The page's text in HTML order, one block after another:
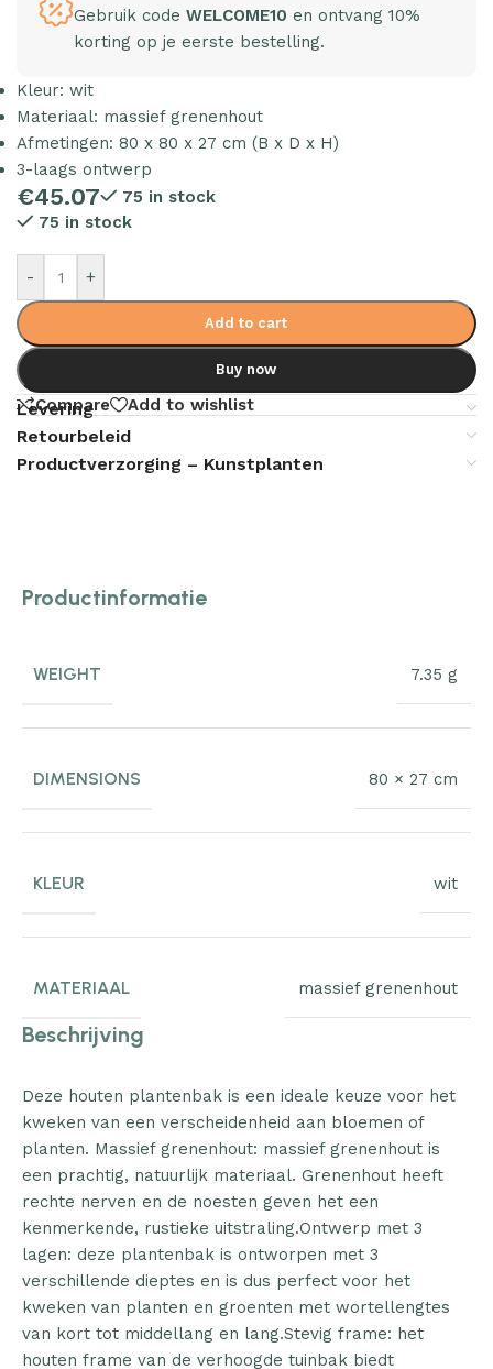
Gebruik code WELCOME10 en ontvang 10%
korting op je eerste bestelling.
Kleur: wit
Materiaal: massief grenenhout
Afmetingen: 80 x 80 x 27 cm (B x D x H)
3-laags ontwerp
€45.07
75 in stock
75 in stock
- +
Add to cart
Buy now
Compare Add to wishlist
Levering
Retourbeleid
Productverzorging – Kunstplanten
Productinformatie
WEIGHT 7.35 g
DIMENSIONS 80 × 27 cm
KLEUR wit
MATERIAAL massief grenenhout
Beschrijving
Deze houten plantenbak is een ideale keuze voor het
kweken van een verscheidenheid aan bloemen of
planten. Massief grenenhout: massief grenenhout is
een prachtig, natuurlijk materiaal. Grenenhout heeft
rechte nerven en de noesten geven het een
kenmerkende, rustieke uitstraling.Ontwerp met 3
lagen: deze plantenbak is ontworpen met 3
verschillende dieptes en is dus perfect voor het
kweken van planten en groenten met wortellengtes
van kort tot middellang en lang.Stevig frame: het
houten frame van de verhoogde tuinbak biedt